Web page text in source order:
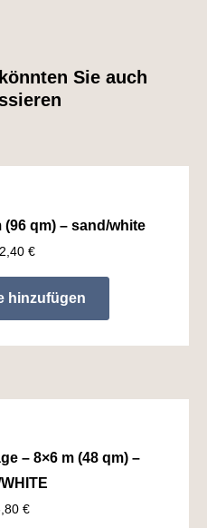
Sie auch
qm) – sand/white
€
hinzufügen
– 8×6 m (48 qm) –
€